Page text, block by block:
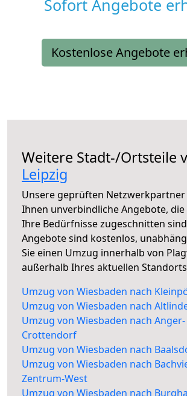
Sofort Angebote
Kostenlose Angebote
Weitere Stadt-/Ortsteile
Leipzig
Unsere geprüften
Ihnen unverbindliche Angebote,
Ihre Bedürfnisse zugeschnitten
Angebote sind kostenlos,
Sie einen Umzug innerhalb von
außerhalb Ihres aktuellen
Umzug von Wiesbaden nach
Umzug von Wiesbaden nach
Umzug von Wiesbaden nach Anger-
Crottendorf
Umzug von Wiesbaden nach
Umzug von Wiesbaden nach
Zentrum-West
Umzug von Wiesbaden nach